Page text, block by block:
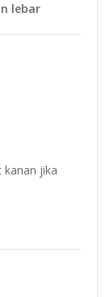
lebar
kanan jika